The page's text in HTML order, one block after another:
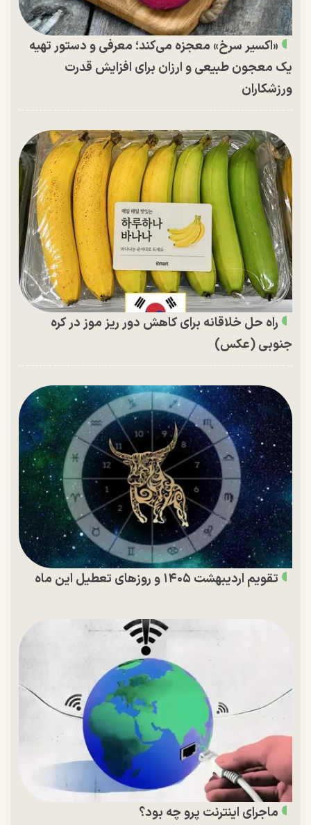
«اکسیر سرخ» معجزه می‌کند؛ معرفی و دستور تهیه
یک معجون طبیعی و ارزان برای افزایش قدرت
ورزشکاران
راه حل خلاقانه برای کاهش دور ریز موز در کره
جنوبی (عکس)
تقویم اردیبهشت ۱۴۰۵ و روز‌های تعطیل این ماه
ماجرای اینترنت پرو چه بود؟